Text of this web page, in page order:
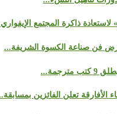
ذاكرة المجتمع
فن صناعة الكسوة الشريفة...
تعلن الفائزين